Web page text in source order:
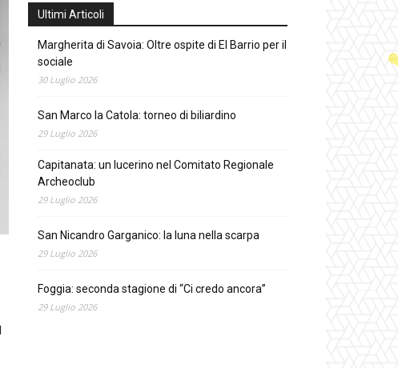
Ultimi Articoli
Margherita di Savoia: Oltre ospite di El Barrio per il
sociale
30 Luglio 2026
San Marco la Catola: torneo di biliardino
29 Luglio 2026
Capitanata: un lucerino nel Comitato Regionale
Archeoclub
29 Luglio 2026
San Nicandro Garganico: la luna nella scarpa
29 Luglio 2026
Foggia: seconda stagione di “Ci credo ancora”
29 Luglio 2026